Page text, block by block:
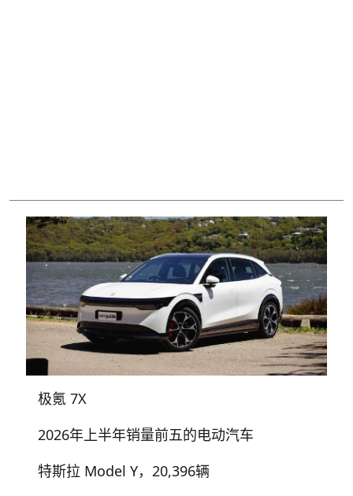
极氪 7X
2026年上半年销量前五的电动汽车
特斯拉 Model Y，20,396辆